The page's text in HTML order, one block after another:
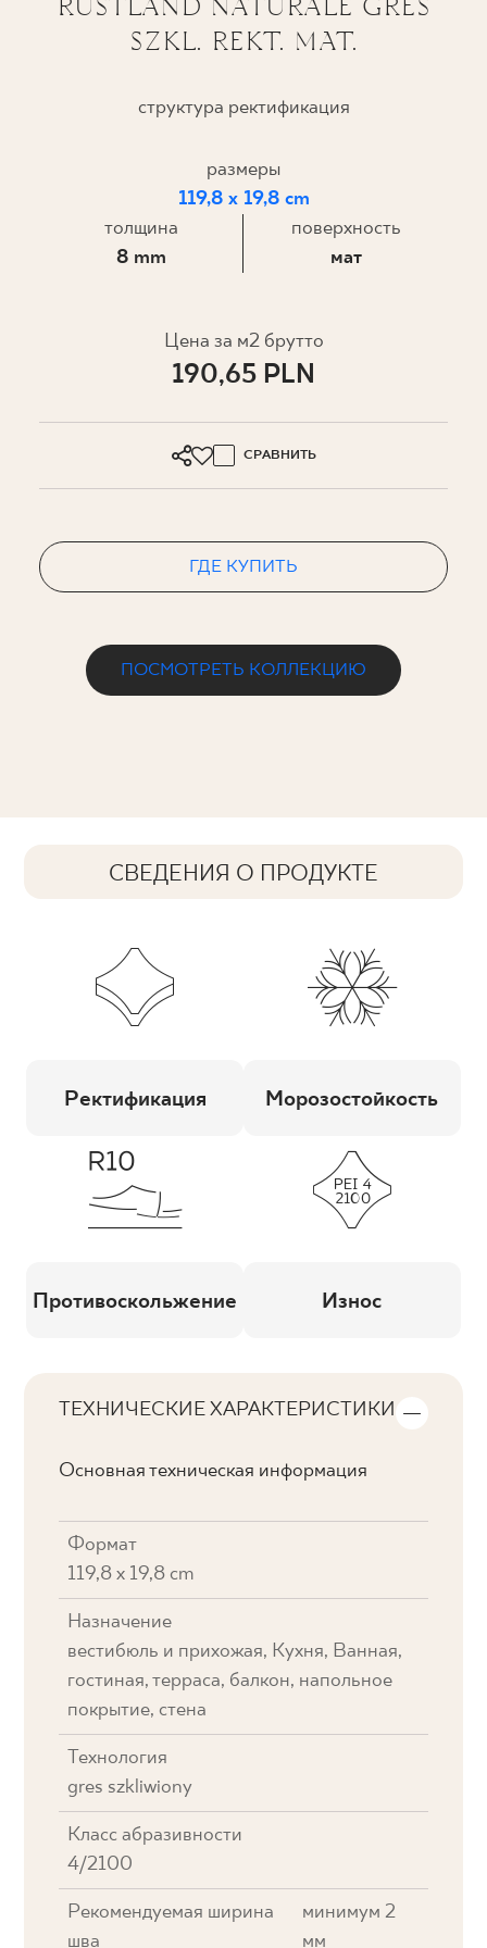
ГДЕ КУПИТЬ
МОЙ ПРОФИЛЬ
EN SK DE UK
SZKL. REKT. MAT.
структура ректификация
размеры
119,8 x 19,8 cm
толщина
8 mm
поверхность
мат
Цена за м2 брутто
190,65 PLN
СРАВНИТЬ
ГДЕ КУПИТЬ
ПОСМОТРЕТЬ КОЛЛЕКЦИЮ
СВЕДЕНИЯ О ПРОДУКТЕ
Ректификация Морозостойкость
Противоскольжение Износ
ТЕХНИЧЕСКИЕ ХАРАКТЕРИСТИКИ
Основная техническая информация
Формат
119,8 x 19,8 cm
Назначение
вестибюль и прихожая, Кухня, Ванная,
гостиная, терраса, балкон, напольное
покрытие, стена
Технология
gres szkliwiony
Класс абразивности
4/2100
Рекомендуемая ширина
шва
минимум 2
мм